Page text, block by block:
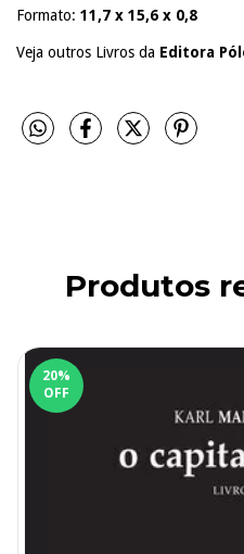
Formato: 11,7 x 15,6 x 0,8
Veja outros Livros da Editora
Produtos
20%
OFF